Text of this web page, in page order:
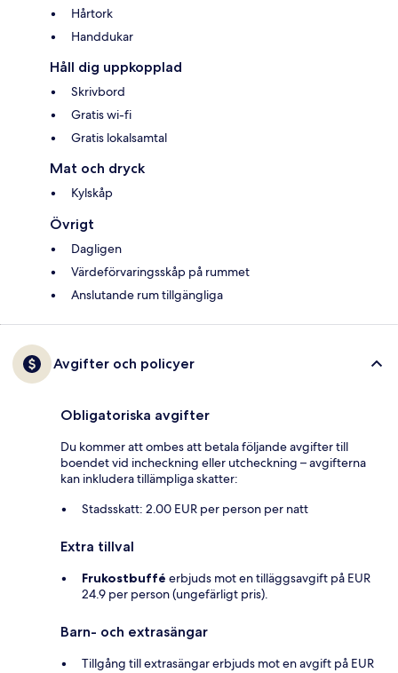
Hårtork
Handdukar
Håll dig uppkopplad
Skrivbord
Gratis wi-fi
Gratis lokalsamtal
Mat och dryck
Kylskåp
Övrigt
Dagligen
Värdeförvaringsskåp på rummet
Anslutande rum tillgängliga
Avgifter och policyer
Obligatoriska avgifter
Du kommer att ombes att betala följande avgifter till
boendet vid incheckning eller utcheckning – avgifterna
kan inkludera tillämpliga skatter:
Stadsskatt: 2.00 EUR per person per natt
Extra tillval
Frukostbuffé erbjuds mot en tilläggsavgift på EUR
24.9 per person (ungefärligt pris).
Barn- och extrasängar
Tillgång till extrasängar erbjuds mot en avgift på EUR